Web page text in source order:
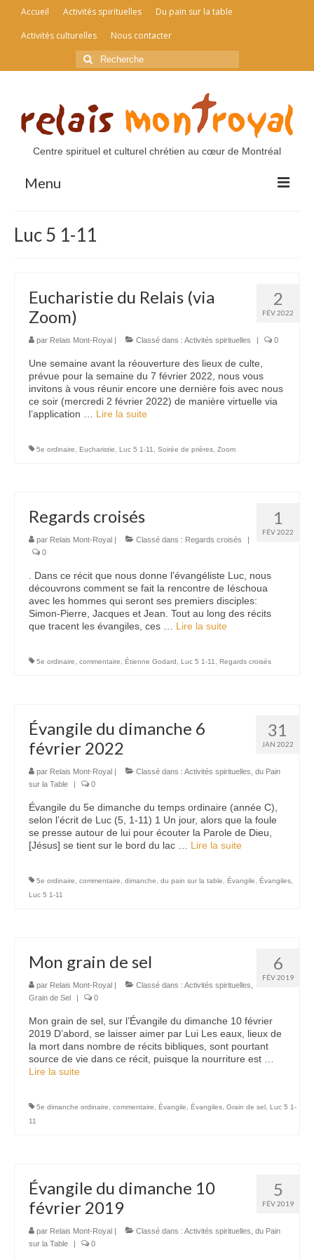
Accueil Activités spirituelles
Du pain sur la table
Activités culturelles
Nous contacter
Rechercher
:
Centre spirituel et culturel chrétien au cœur de Montréal
Menu
Nous contacter
Luc 5 1-11
2
FÉV 2022
Eucharistie du Relais (via
Zoom)
par Relais Mont-Royal | Classé dans : Activités spirituelles | 0
Une semaine avant la réouverture des lieux de culte,
prévue pour la semaine du 7 février 2022, nous vous
invitons à vous réunir encore une dernière fois avec nous
ce soir (mercredi 2 février 2022) de manière virtuelle via
l’application … Lire la suite­­
5e ordinaire Eucharistie Luc 5 1-11 Soirée de prières Zoom
1
FÉV 2022
Regards croisés
par Relais Mont-Royal | Classé dans : Regards croisés
|
0
. Dans ce récit que nous donne l’évangéliste Luc, nous
découvrons comment se fait la rencontre de Iéschoua
avec les hommes qui seront ses premiers disciples:
Simon-Pierre, Jacques et Jean. Tout au long des récits
que tracent les évangiles, ces … Lire la suite­­
5e ordinaire commentaire Étienne Godard Luc 5 1-11 Regards croisés
31
JAN 2022
Évangile du dimanche 6
février 2022
par Relais Mont-Royal | Classé dans : Activités spirituelles du Pain
sur la Table
| 0
Évangile du 5e dimanche du temps ordinaire (année C),
selon l’écrit de Luc (5, 1-11) 1 Un jour, alors que la foule
se presse autour de lui pour écouter la Parole de Dieu,
[Jésus] se tient sur le bord du lac … Lire la suite­­
5e ordinaire commentaire dimanche du pain sur la table Évangile Évangiles
Luc 5 1-11
6
FÉV 2019
Mon grain de sel
par Relais Mont-Royal | Classé dans : Activités spirituelles
Grain de Sel
| 0
Mon grain de sel, sur l’Évangile du dimanche 10 février
2019 D’abord, se laisser aimer par Lui Les eaux, lieux de
la mort dans nombre de récits bibliques, sont pourtant
source de vie dans ce récit, puisque la nourriture est …
Lire la suite­­
5e dimanche ordinaire commentaire Évangile Évangiles Grain de sel Luc 5 1-
11
5
FÉV 2019
Évangile du dimanche 10
février 2019
par Relais Mont-Royal | Classé dans : Activités spirituelles du Pain
sur la Table
| 0